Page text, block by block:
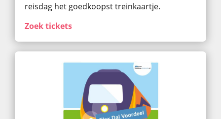
reisdag het goedkoopst treinkaartje.
Zoek tickets